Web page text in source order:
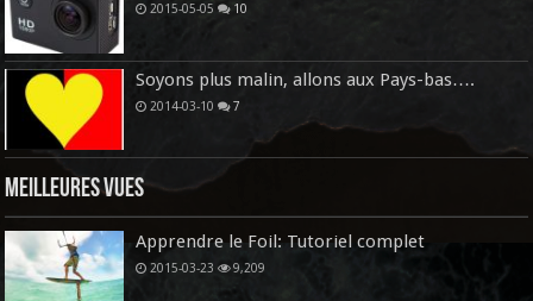
2015-05-05 10
Soyons plus malin, allons aux Pays-bas….
2014-03-10 7
Meilleures vues
Apprendre le Foil: Tutoriel complet
2015-03-23 9,209